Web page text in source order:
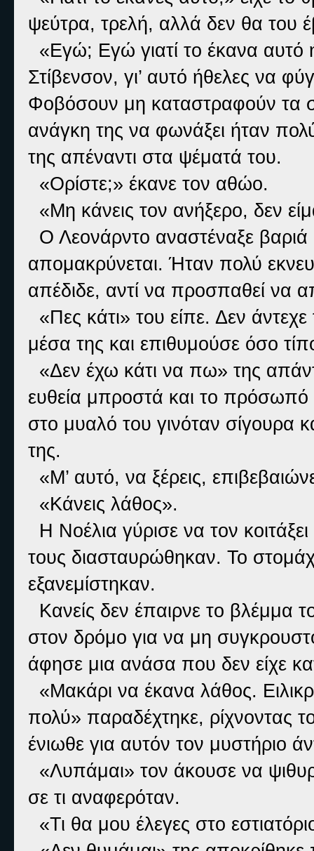
ψεύτρα, τρελή, αλλά δεν θα του
«Εγώ; Εγώ γιατί το έκανα
Στίβενσον, γι’ αυτό ήθελες να
Φοβόσουν μη καταστραφούν τα
ανάγκη της να φωνάξει ήταν πολύ
της απέναντι στα ψέματά του.
«Ορίστε;» έκανε τον αθώο.
«Μη κάνεις τον ανήξερο, δεν
Ο Λεονάρντο αναστέναξε
απομακρύνεται. Ήταν πολύ
απέδιδε, αντί να προσπαθεί να
«Πες κάτι» του είπε. Δεν
μέσα της και επιθυμούσε όσο
«Δεν έχω κάτι να πω» της
ευθεία μπροστά και το
στο μυαλό του γινόταν σίγουρα
της.
«Μ’ αυτό, να ξέρεις,
«Κάνεις λάθος».
Η Νοέλια γύρισε να τον
τους διασταυρώθηκαν. Το
εξανεμίστηκαν.
Κανείς δεν έπαιρνε το βλέμμα
στον δρόμο για να μη
άφησε μια ανάσα που δεν είχε
«Μακάρι να έκανα λάθος.
πολύ» παραδέχτηκε, ρίχνοντας
ένιωθε για αυτόν τον μυστήριο
«Λυπάμαι» τον άκουσε να
σε τι αναφερόταν.
«Τι θα μου έλεγες στο